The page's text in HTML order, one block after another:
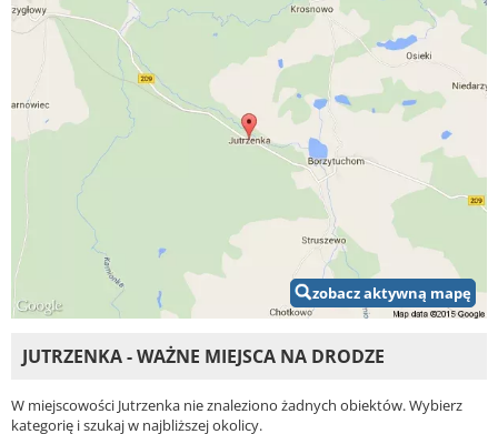
zobacz aktywną mapę
JUTRZENKA - WAŻNE MIEJSCA NA DRODZE
W miejscowości Jutrzenka nie znaleziono żadnych obiektów. Wybierz
kategorię i szukaj w najbliższej okolicy.